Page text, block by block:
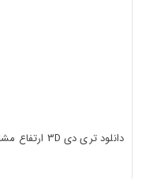
دانلود تری دی 3D ارتفاع مشاهده جزئیات فایل DWG (کد21565)